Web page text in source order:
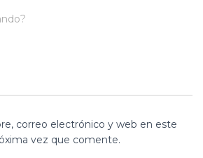
correo electrónico y web en este
vez que comente.